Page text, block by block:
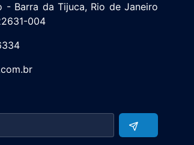
- Barra da Tijuca, Rio de Janeiro
004